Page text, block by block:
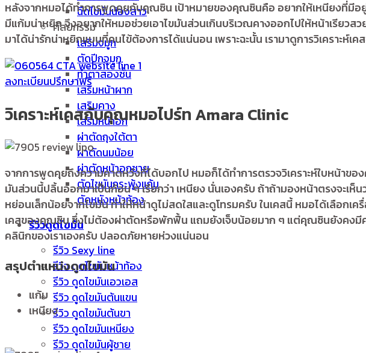
ฉีดไขมันน้องสาว
ศัลยกรรม
เสริมจมูก
ตัดปีกจมูก
ทำตาสองชั้น
เสริมหน้าผาก
เสริมคาง
เสริมหน้าอก
ผ่าตัดถุงใต้ตา
ผ่าตัดนมน้อย
ผ่าตัดหน้าอกชาย
ตัดไขมันกระพุ้งแก้ม
ตัดหนังหน้าท้อง
รีวิวดูดไขมัน
รีวิว Sexy line
รีวิว ดูดไขมันหน้าท้อง
รีวิว ดูดไขมันเอวเอส
รีวิว ดูดไขมันต้นแขน
รีวิว ดูดไขมันต้นขา
รีวิว ดูดไขมันเหนียง
รีวิว ดูดไขมันผู้ชาย
หลังจากหมอได้ทำการพูดคุยกับคุณซิน เป้าหมายของคุณซินคือ อยากให้เหนียงที่มีอ
มีแก้มน่าหยิก จึงอยากให้หมอช่วยเอาไขมันส่วนเกินบริเวณคางออกไปให้หน้าเรียว
มาได้น่ารักน่าหยิกแบบที่คนไข้ต้องการได้แน่นอน เพราะฉะนั้น เรามาดูการวิเคราะห์
ลงทะเบียนปรึกษาฟรี
วิเคราะห์เคสกับคุณหมอไปร์ท Amara Clinic
จากการพูดคุยถึงความคาดหวังที่ได้บอกไป หมอก็ได้ทำการตรวจวิเคราะห์ใบหน้าขอ
มันส่วนนี้ปลิ้นออกมาเป็นก้อน ๆ เรียกว่า เหนียง นั่นเองครับ ถ้าถ้ามองหน้าตรงจะเ
หย่อนเล็กน้อยจากไขมัน ทำให้หน้าดูไม่สดใสและดูโทรมครับ ในเคสนี้ หมอได้เลือกเค
เคสของคุณซิน ซึ่งไม่ต้องผ่าตัดหรือพักฟื้น แถมยังเจ็บน้อยมาก ๆ แต่คุณซินยังคงมี
คลินิกของเราเองครับ ปลอดภัยหายห่วงแน่นอน
สรุปตำแหน่งดูดไขมัน
แก้ม
เหนียง